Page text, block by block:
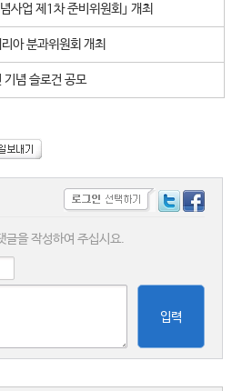
사업 제1차 준비위원회｣ 개최
아 분과위원회 개최
념 슬로건 공모
글을 작성하여 주십시요.
입력